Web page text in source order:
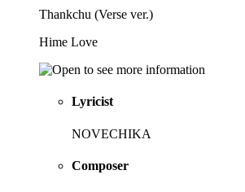
Thankchu (Verse ver.)
Hime Love
Lyricist
NOVECHIKA
Composer